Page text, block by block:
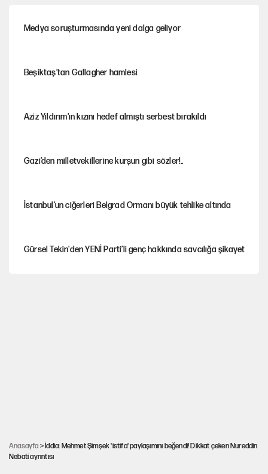
Medya soruşturmasında yeni dalga geliyor
Beşiktaş’tan Gallagher hamlesi
Aziz Yıldırım'ın kızını hedef almıştı serbest bırakıldı
Gazi’den milletvekillerine kurşun gibi sözler!..
İstanbul’un ciğerleri Belgrad Ormanı büyük tehlike altında
Gürsel Tekin'den YENİ Parti’li genç hakkında savcılığa şikayet
Anasayfa > İddia: Mehmet Şimşek 'istifa' paylaşımını beğendi! Dikkat çeken Nureddin
Nebati ayrıntısı